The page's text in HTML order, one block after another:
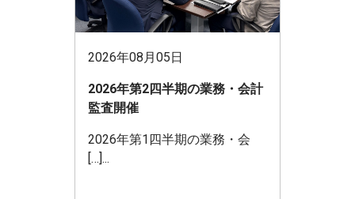
2026年08月05日
2026年第2四半期の業務・会計
監査開催
2026年第1四半期の業務・会
[…]...